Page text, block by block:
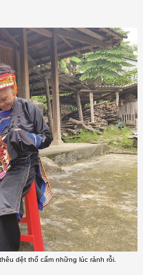
dệt thổ cẩm những lúc rảnh rỗi.